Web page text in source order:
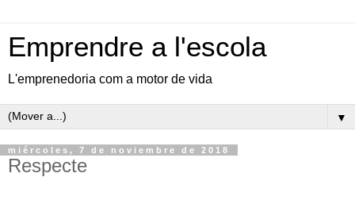
Emprendre a l'escola
L'emprenedoria com a motor de vida
▼
miércoles, 7 de noviembre de 2018
Respecte